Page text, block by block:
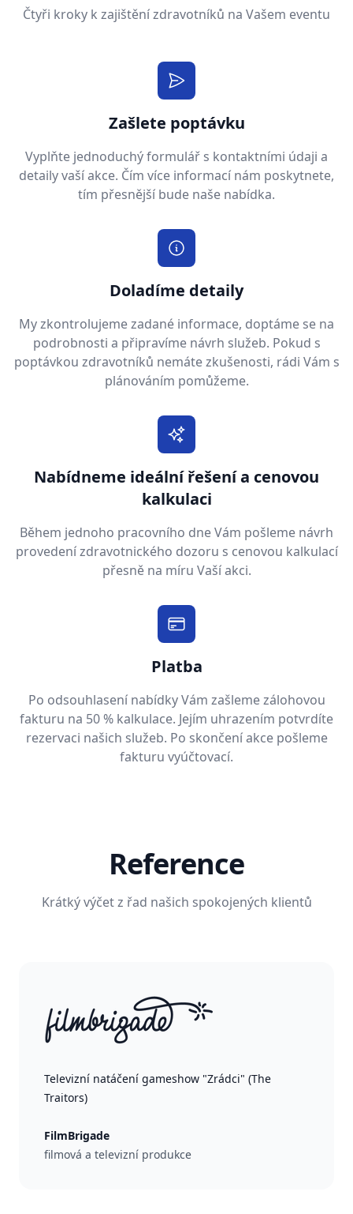
Čtyři kroky k zajištění zdravotníků na Vašem eventu
Zašlete poptávku
Vyplňte jednoduchý formulář s kontaktními údaji a
detaily vaší akce. Čím více informací nám poskytnete,
tím přesnější bude naše nabídka.
Doladíme detaily
My zkontrolujeme zadané informace, doptáme se na
podrobnosti a připravíme návrh služeb. Pokud s
poptávkou zdravotníků nemáte zkušenosti, rádi Vám s
plánováním pomůžeme.
Nabídneme ideální řešení a cenovou
kalkulaci
Během jednoho pracovního dne Vám pošleme návrh
provedení zdravotnického dozoru s cenovou kalkulací
přesně na míru Vaší akci.
Platba
Po odsouhlasení nabídky Vám zašleme zálohovou
fakturu na 50 % kalkulace. Jejím uhrazením potvrdíte
rezervaci našich služeb. Po skončení akce pošleme
fakturu vyúčtovací.
Reference
Krátký výčet z řad našich spokojených klientů
Televizní natáčení gameshow "Zrádci" (The
Traitors)
FilmBrigade
filmová a televizní produkce